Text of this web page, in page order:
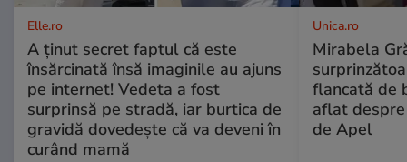
Elle.ro
A ținut secret faptul că este
însărcinată însă imaginile au ajuns
pe internet! Vedeta a fost
surprinsă pe stradă, iar burtica de
gravidă dovedește că va deveni în
curând mamă
Unica.ro
Mirabela
flancată de
aflat
de Apel